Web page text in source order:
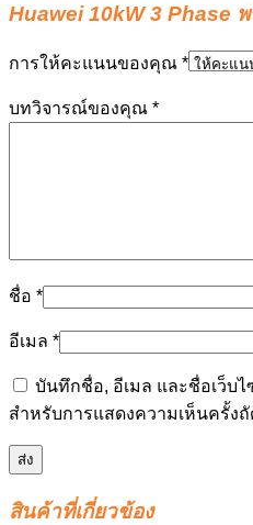
Huawei 10kW 3 Phase
การให้คะแนนของคุณ *
บทวิจารณ์ของคุณ *
ชื่อ *
อีเมล *
บันทึกชื่อ, อีเมล และชื่อเว็บ
สำหรับการแสดงความเห็นครั้งถั
สินค้าที่เกี่ยวข้อง